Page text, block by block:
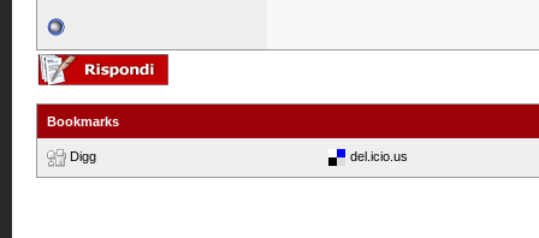
Bookmarks
Digg del.icio.us